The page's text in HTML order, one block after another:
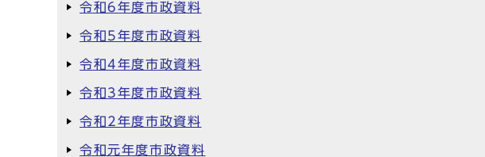
令和6年度市政資料
令和5年度市政資料
令和4年度市政資料
令和3年度市政資料
令和2年度市政資料
令和元年度市政資料